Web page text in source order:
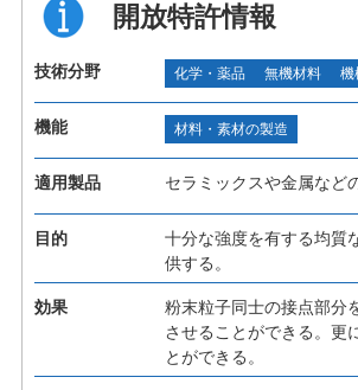
開放特許情報
技術分野 化学・薬品 無機材料 機
機能 材料・素材の製造
適用製品 セラミックスや金属など
目的
十分な強度を有する均質
供する。
効果
粉末粒子同士の接点部分
させることができる。更
とができる。